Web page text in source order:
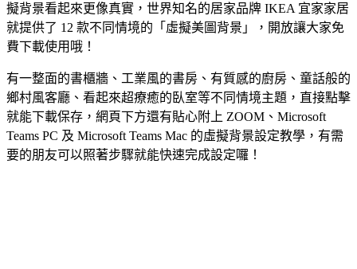
擬背景看起來更像真實，世界知名的居家品牌 IKEA 宜家家居
就提供了 12 款不同情境的「虛擬美圖背景」，開放讓大家免
費下載使用哦！
有一整面的書櫃牆、工業風的書房、有質感的廚房、童話般的
鄉村風客廳、看起來超療癒的臥室等不同情境主題，直接點擊
就能下載保存，網頁下方還有貼心附上 ZOOM、Microsoft
Teams PC 及 Microsoft Teams Mac 的虛擬背景設定教學，有需
要的朋友可以照著步驟就能快速完成設定囉！